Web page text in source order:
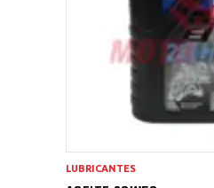
AÑADIR AL
LUBRICANTES